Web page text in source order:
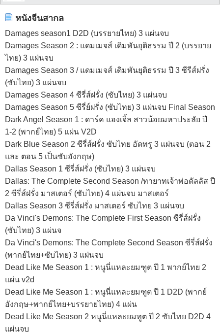
หนังจีนสากล
Damages season1 D2D (บรรยายไทย) 3 แผ่นจบ
Damages Season 2 : แดมเมจส์ เดิมพันยุติธรรม ปี 2 (บรรยาย
ไทย) 3 แผ่นจบ
Damages Season 3 / แดมเมจส์ เดิมพันยุติธรรม ปี 3 ซีรีส์ฝรั่ง
(ซับไทย) 3 แผ่นจบ
Damages Season 4 ซีรี่ส์ฝรั่ง (ซับไทย) 3 แผ่นจบ
Damages Season 5 ซีรี่ย์ฝรั่ง (ซับไทย) 3 แผ่นจบ Final Season
Dark Angel Season 1 : ดาร์ค แองเจิ้ล สาวน้อยมหาประลัย ปี
1-2 (พากย์ไทย) 5 แผ่น V2D
Dark Blue Season 2 ซีรี่ส์ฝรั่ง ซับไทย อัดทรู 3 แผ่นจบ (ตอน 2
และ ตอน 5 เป็นซับอังกฤษ)
Dallas Season 1 ซีรี่ส์ฝรั่ง (ซับไทย) 3 แผ่นจบ
Dallas: The Complete Second Season /ทายาทเจ้าพ่อดัลลัส ปี
2 ซีรี่ส์ฝรั่ง มาสเตอร์ (ซับไทย) 4 แผ่นจบ มาสเตอร์
Dallas Season 3 ซีรี่ส์ฝรั่ง มาสเตอร์ ซับไทย 3 แผ่นจบ
Da Vinci's Demons: The Complete First Season ซีรี่ส์ฝรั่ง
(ซับไทย) 3 แผ่นจ
Da Vinci's Demons: The Complete Second Season ซีรี่ส์ฝรั่ง
(พากย์ไทย+ซับไทย) 3 แผ่นจบ
Dead Like Me Season 1 : หนูนี่แหละยมฑูต ปี 1 พากย์ไทย 2
แผ่น v2d
Dead Like Me Season 1 : หนูนี่แหละยมฑูต ปี 1 D2D (พากย์
อังกฤษ+พากย์ไทย+บรรยายไทย) 4 แผ่น
Dead Like Me Season 2 หนูนี่แหละยมทูต ปี 2 ซับไทย D2D 4
แผ่นจบ